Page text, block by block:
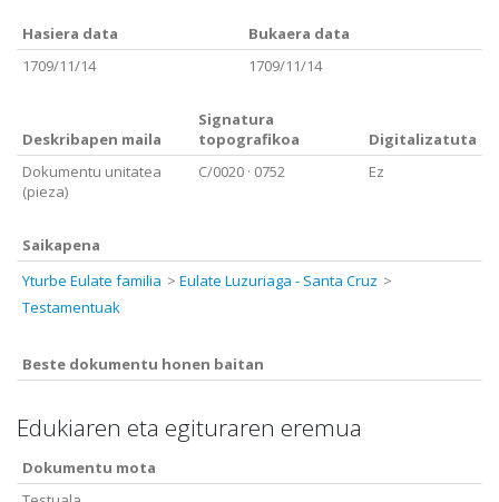
Hasiera data
Bukaera data
1709/11/14
1709/11/14
Deskribapen maila
Signatura
topografikoa
Digitalizatuta
Dokumentu unitatea
(pieza)
C/0020 · 0752 Ez
Saikapena
Yturbe Eulate familia
Eulate Luzuriaga - Santa Cruz
Testamentuak
Beste dokumentu honen baitan
Edukiaren eta egituraren eremua
Dokumentu mota